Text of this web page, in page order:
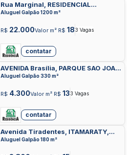
Rua Marginal, RESIDENCIAL
CEREJEIRAS, ANAPOLIS
Aluguel Galpão 1200 m²
R$ 22.000Valor m² R$ 183 Vagas
contatar
AVENIDA Brasília, PARQUE SAO JOAO,
ANAPOLIS
Aluguel Galpão 330 m²
R$ 4.300Valor m² R$ 133 Vagas
contatar
Avenida Tiradentes, ITAMARATY,
ANAPOLIS
Aluguel Galpão 180 m²